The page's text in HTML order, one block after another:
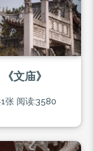
《文庙》
张 阅读:3580